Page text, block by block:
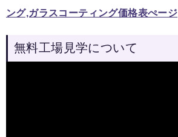
ング,ガラスコーティング価格表ぺージ
無料工場見学について